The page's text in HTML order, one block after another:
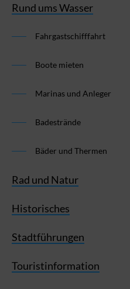
Rund ums Wasser
Fahrgastschifffahrt
Boote mieten
Marinas und Anleger
Badestrände
Bäder und Thermen
Rad und Natur
Historisches
Stadtführungen
Touristinformation